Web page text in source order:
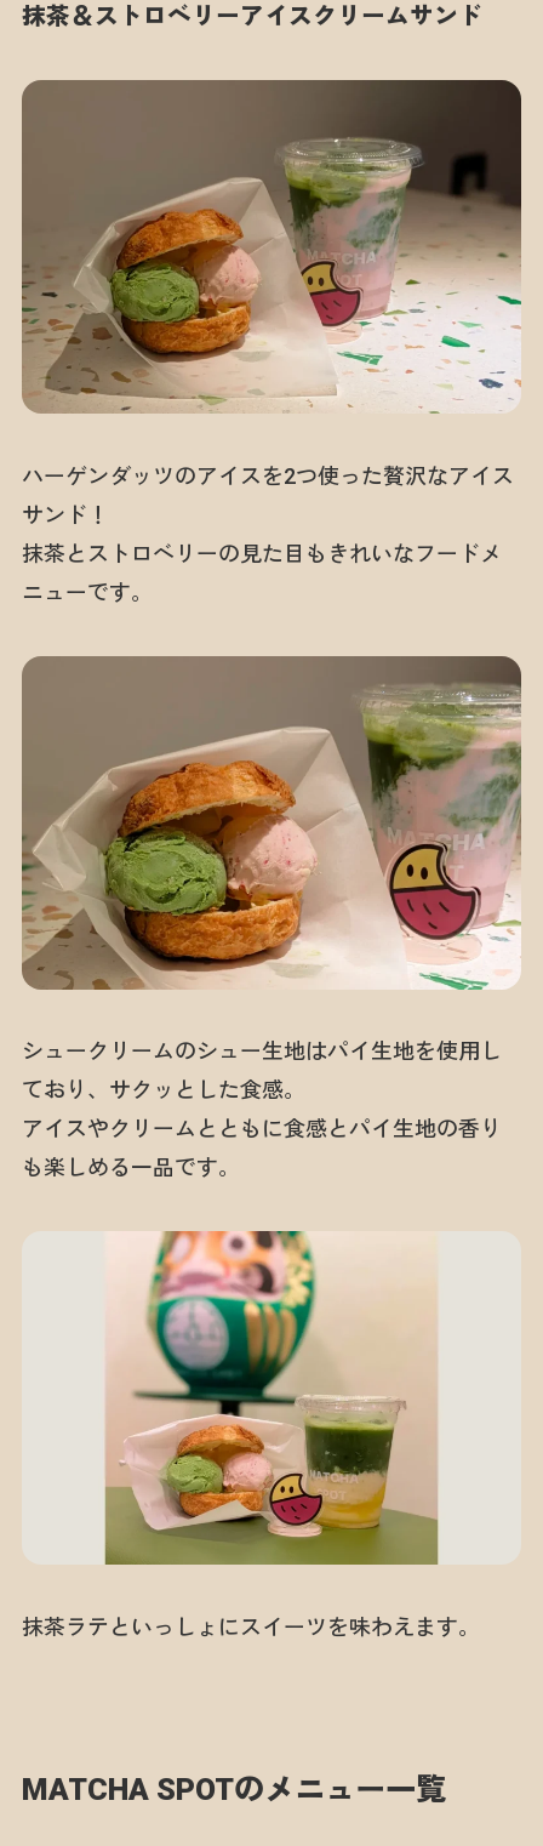
抹茶＆ストロベリーアイスクリームサンド
ハーゲンダッツのアイスを2つ使った贅沢なアイス
サンド！
抹茶とストロベリーの見た目もきれいなフードメ
ニューです。
シュークリームのシュー生地はパイ生地を使用し
ており、サクッとした食感。
アイスやクリームとともに食感とパイ生地の香り
も楽しめる一品です。
抹茶ラテといっしょにスイーツを味わえます。
MATCHA SPOTのメニュー一覧